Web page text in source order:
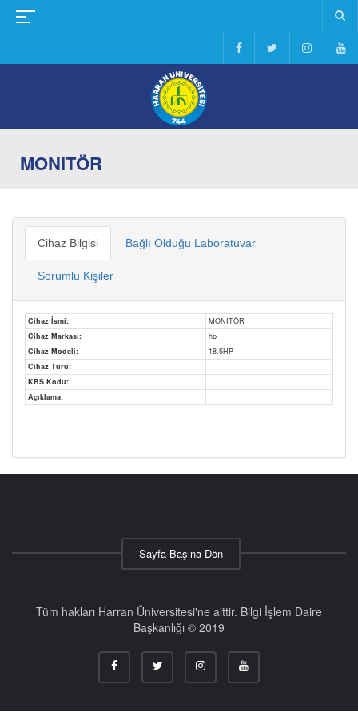
MONITÖR
Cihaz Bilgisi Bağlı Olduğu Laboratuvar
Sorumlu Kişiler
Cihaz İsmi:
MONITÖR
Cihaz Markası:
hp
Cihaz Modeli:
18.5HP
Cihaz Türü:
KBS Kodu:
Açıklama:
Sayfa Başına Dön
Tüm hakları Harran Üniversitesi'ne aittir. Bilgi İşlem Daire
Başkanlığı © 2019